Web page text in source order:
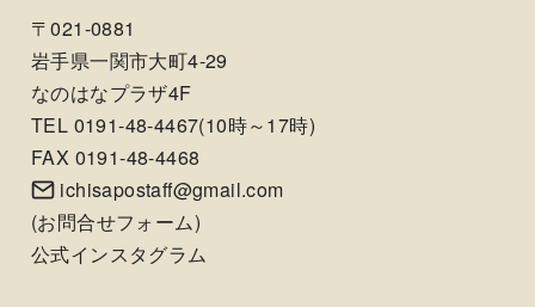
〒021-0881
岩手県一関市大町4-29
なのはなプラザ4F
TEL 0191-48-4467(10時～17時)
FAX 0191-48-4468
ichisapostaff@gmail.com
(お問合せフォーム)
公式インスタグラム